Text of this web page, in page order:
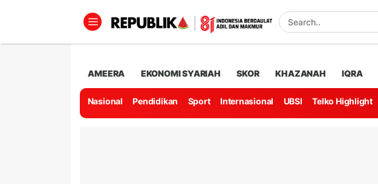
AMEERA EKONOMI SYARIAH SKOR KHAZANAH IQRA
Nasional Pendidikan Sport Internasional UBSI Telko Highlight